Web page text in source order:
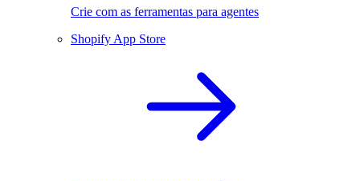
Crie com as ferramentas para agentes
Shopify App Store